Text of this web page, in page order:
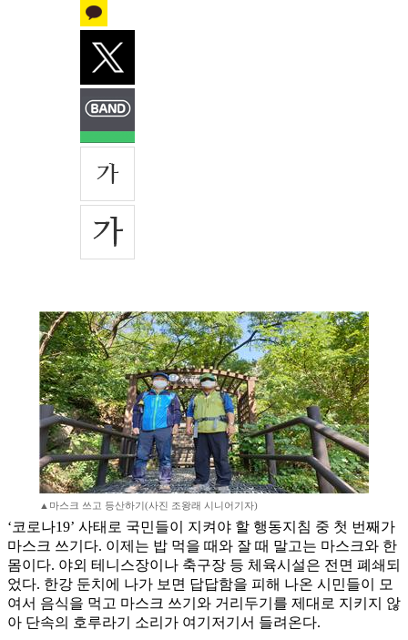
▲마스크 쓰고 등산하기(사진 조왕래 시니어기자)
‘코로나19’ 사태로 국민들이 지켜야 할 행동지침 중 첫 번째가
마스크 쓰기다. 이제는 밥 먹을 때와 잘 때 말고는 마스크와 한
몸이다. 야외 테니스장이나 축구장 등 체육시설은 전면 폐쇄되
었다. 한강 둔치에 나가 보면 답답함을 피해 나온 시민들이 모
여서 음식을 먹고 마스크 쓰기와 거리두기를 제대로 지키지 않
아 단속의 호루라기 소리가 여기저기서 들려온다.